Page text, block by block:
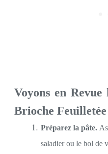
Voyons en Revue
Brioche Feuilletée
Préparez la pâte.
saladier ou le bol de